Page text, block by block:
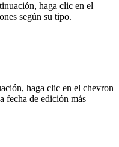
haga clic en el
según su tipo.
haga clic en el chevron
fecha de edición más